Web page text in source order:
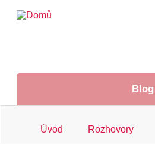
navigace
Blog
Drobečková
Úvod Rozhovory